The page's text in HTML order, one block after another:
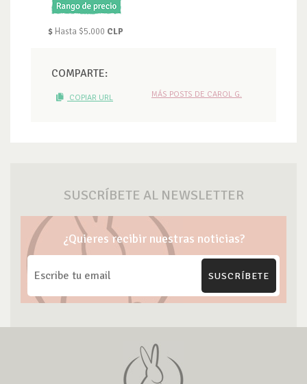
$ Hasta $5.000 CLP
COMPARTE:
COPIAR URL MÁS POSTS DE CAROL G.
SUSCRÍBETE AL NEWSLETTER
¿Quieres recibir nuestras noticias?
SUSCRÍBETE